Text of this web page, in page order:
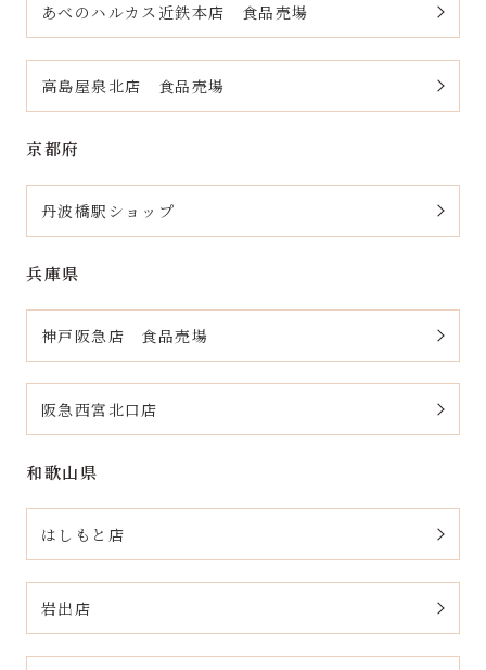
あべのハルカス近鉄本店 食品売場
高島屋泉北店 食品売場
京都府
丹波橋駅ショップ
兵庫県
神戸阪急店 食品売場
阪急西宮北口店
和歌山県
はしもと店
岩出店